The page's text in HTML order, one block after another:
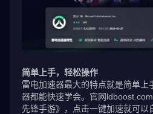
简单上手，轻松操作
雷电加速器最大的特点就是简单上
器都能快速学会。官网
先锋手游》，点击一键加速就可以